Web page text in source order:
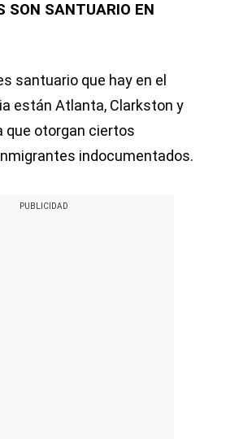
SON SANTUARIO EN
santuario que hay en el
están Atlanta, Clarkston y
que otorgan ciertos
indocumentados.